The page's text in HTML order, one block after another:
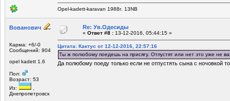
Opel-kadett-karavan 1988г. 13NB
Вованович
Карма: +6/-0
Сообщений: 904
opel kadett 1.6
Пол:
Возраст: 53
Из:
Днепропетровск
Re: Ув.Одесиды
« Ответ #8 : 13-12-2016, 05:44:15 »
Цитата: Кактус от 12-12-2016, 22:57:16
Ты ж полюбому поедешь на присягу. Отпустят или нет это уже не
Да полюбому поеду только если не отпустять сына с ночовкой